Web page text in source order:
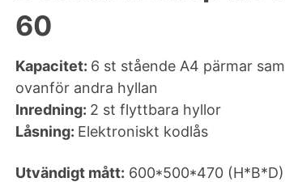
60
Kapacitet: 6 st stående A4 pärmar
ovanför andra hyllan
Inredning: 2 st flyttbara hyllor
Låsning: Elektroniskt kodlås
Utvändigt mått: 600*500*470 (H*B*D)